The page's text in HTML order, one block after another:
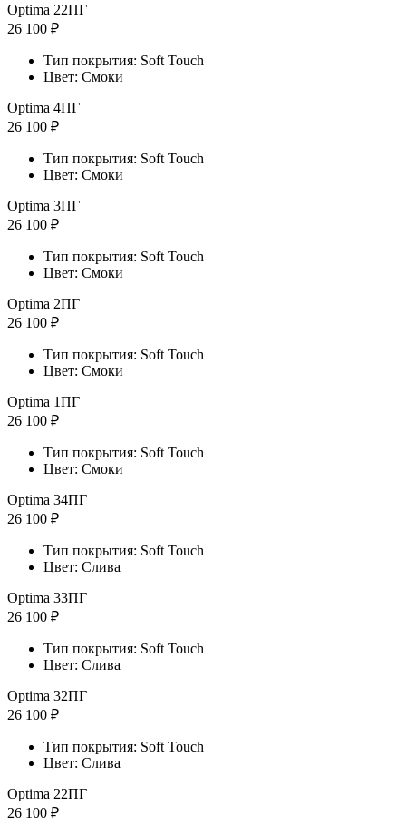
Optima 22ПГ
26 100 ₽
Тип покрытия: Soft Touch
Цвет: Смоки
Optima 4ПГ
26 100 ₽
Тип покрытия: Soft Touch
Цвет: Смоки
Optima 3ПГ
26 100 ₽
Тип покрытия: Soft Touch
Цвет: Смоки
Optima 2ПГ
26 100 ₽
Тип покрытия: Soft Touch
Цвет: Смоки
Optima 1ПГ
26 100 ₽
Тип покрытия: Soft Touch
Цвет: Смоки
Optima 34ПГ
26 100 ₽
Тип покрытия: Soft Touch
Цвет: Слива
Optima 33ПГ
26 100 ₽
Тип покрытия: Soft Touch
Цвет: Слива
Optima 32ПГ
26 100 ₽
Тип покрытия: Soft Touch
Цвет: Слива
Optima 22ПГ
26 100 ₽